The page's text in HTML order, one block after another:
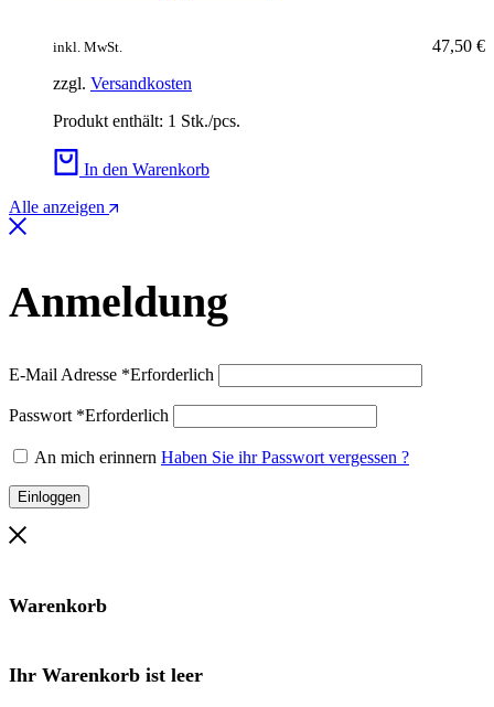
47,50 €
inkl. MwSt.
zzgl. Versandkosten
Produkt enthält: 1 Stk./pcs.
In den Warenkorb
Alle anzeigen
Anmeldung
E-Mail Adresse *Erforderlich
Passwort *Erforderlich
An mich erinnern Haben Sie ihr Passwort vergessen ?
Einloggen
Warenkorb
Ihr Warenkorb ist leer